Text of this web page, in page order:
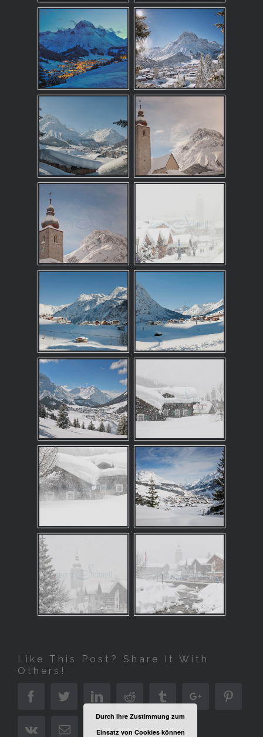
Like This Post? Share It With
Others!
FacebookTwitterLinkedinReddit TumblrGoogle+
Vk Email
Durch Ihre Zustimmung zum
Einsatz von Cookies können